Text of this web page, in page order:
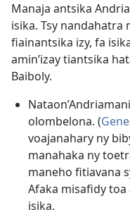
Manaja antsika
isika. Tsy nandahatra
fiainantsika izy, fa
amin’izay tiantsika
Baiboly.
olombelona. (
voajanahary ny
manahaka ny
maneho fitiavana
Afaka misafidy toa
isika.